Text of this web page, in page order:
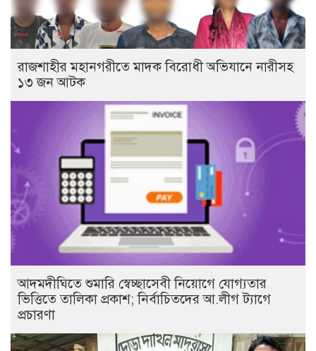
রাজশাহীর মহানগরীতে মাদক বিরোধী অভিযানে নারীসহ
১৩ জন আটক
আদমদীঘিতে শুমারি স্বেচ্ছাসেবী নিয়োগে যোগ্যতার
ভিত্তিতে তালিকা প্রকাশ; নির্বাচিতদের আ.লীগ ট্যাগে
প্রচারণা